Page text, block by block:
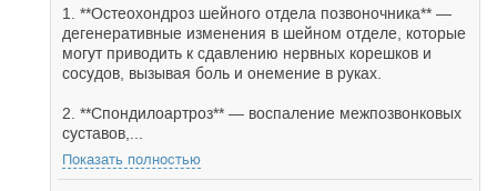
1. **Остеохондроз шейного отдела позвоночника** —
дегенеративные изменения в шейном отделе, которые
могут приводить к сдавлению нервных корешков и
сосудов, вызывая боль и онемение в руках.
2. **Спондилоартроз** — воспаление межпозвонковых
суставов,...
Показать полностью